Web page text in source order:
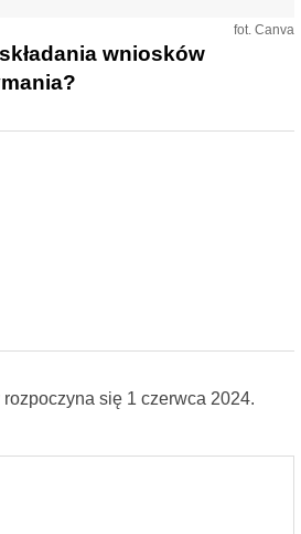
fot. Canva
wniosków
się 1 czerwca 2024.